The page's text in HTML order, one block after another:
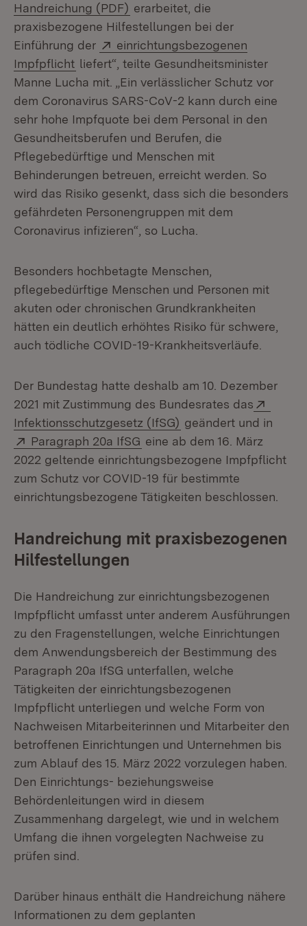
Handreichung (PDF) (Öffnet in neuem Fenster)
erarbeitet, die
praxisbezogene Hilfestellungen bei der
Einführung der
Extern:
einrichtungsbezogenen
Impfpflicht (Öffnet in neuem Fenster)
liefert“, teilte Gesundheitsminister
Manne Lucha mit. „Ein verlässlicher Schutz vor
dem Coronavirus SARS-CoV-2 kann durch eine
sehr hohe Impfquote bei dem Personal in den
Gesundheitsberufen und Berufen, die
Pflegebedürftige und Menschen mit
Behinderungen betreuen, erreicht werden. So
wird das Risiko gesenkt, dass sich die besonders
gefährdeten Personengruppen mit dem
Coronavirus infizieren“, so Lucha.
Besonders hochbetagte Menschen,
pflegebedürftige Menschen und Personen mit
akuten oder chronischen Grundkrankheiten
hätten ein deutlich erhöhtes Risiko für schwere,
auch tödliche COVID-19-Krankheitsverläufe.
Der Bundestag hatte deshalb am 10. Dezember
2021 mit Zustimmung des Bundesrates das
Infektionsschutzgesetz (IfSG) (Öffnet in neuem
geändert und in
Extern:
Paragraph 20a IfSG (Öffnet in neuem Fenster)
eine ab dem 16. März
2022 geltende einrichtungsbezogene Impfpflicht
zum Schutz vor COVID-19 für bestimmte
einrichtungsbezogene Tätigkeiten beschlossen.
Handreichung mit praxisbezogenen
Hilfestellungen
Die Handreichung zur einrichtungsbezogenen
Impfpflicht umfasst unter anderem Ausführungen
zu den Fragenstellungen, welche Einrichtungen
dem Anwendungsbereich der Bestimmung des
Paragraph 20a IfSG unterfallen, welche
Tätigkeiten der einrichtungsbezogenen
Impfpflicht unterliegen und welche Form von
Nachweisen Mitarbeiterinnen und Mitarbeiter den
betroffenen Einrichtungen und Unternehmen bis
zum Ablauf des 15. März 2022 vorzulegen haben.
Den Einrichtungs- beziehungsweise
Behördenleitungen wird in diesem
Zusammenhang dargelegt, wie und in welchem
Umfang die ihnen vorgelegten Nachweise zu
prüfen sind.
Darüber hinaus enthält die Handreichung nähere
Informationen zu dem geplanten